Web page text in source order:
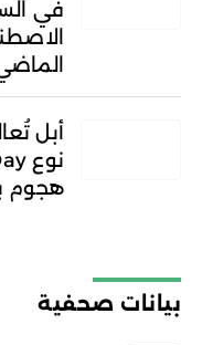
في
أبل
هجوم
بيانات صحفية